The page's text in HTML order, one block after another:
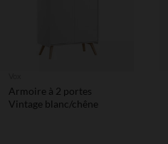
Armoire à 2 portes
Vintage blanc/chêne